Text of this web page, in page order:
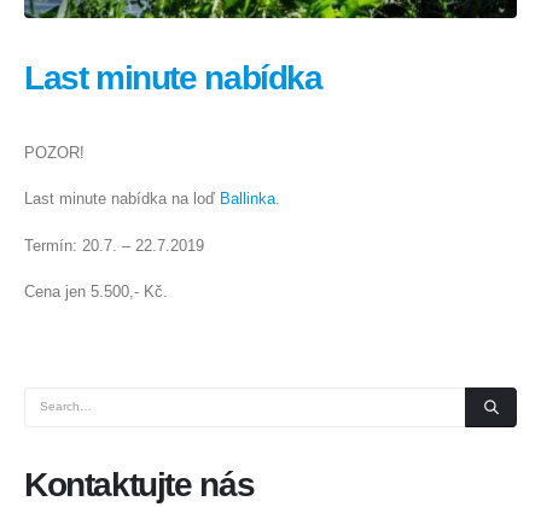
Last minute nabídka
POZOR!
Last minute nabídka na loď Ballinka.
Termín: 20.7. – 22.7.2019
Cena jen 5.500,- Kč.
Kontaktujtenás